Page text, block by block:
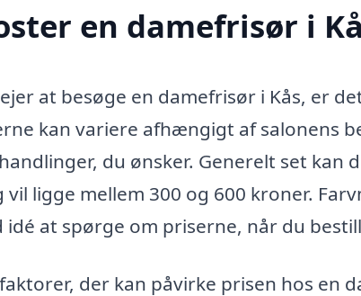
en damefrisør i
at besøge en damefrisør i Kås, er
kan variere afhængigt af salonens
du ønsker. Generelt set kan
ligge mellem 300 og 600 kroner.
idé at spørge om priserne, når du
der kan påvirke prisen hos en